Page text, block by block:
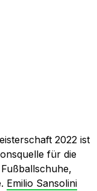
2022 ist
für die
Emilio Sansolini